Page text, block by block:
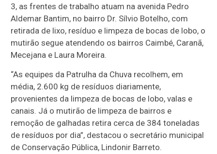
3, as frentes de trabalho atuam na avenida Pedro
Aldemar Bantim, no bairro Dr. Sílvio Botelho, com
retirada de lixo, resíduo e limpeza de bocas de lobo, o
mutirão segue atendendo os bairros Caimbé, Caranã,
Mecejana e Laura Moreira.
“As equipes da Patrulha da Chuva recolhem, em
média, 2.600 kg de resíduos diariamente,
provenientes da limpeza de bocas de lobo, valas e
canais. Já o mutirão de limpeza de bairros e
remoção de galhadas retira cerca de 384 toneladas
de resíduos por dia”, destacou o secretário municipal
de Conservação Pública, Lindonir Barreto.